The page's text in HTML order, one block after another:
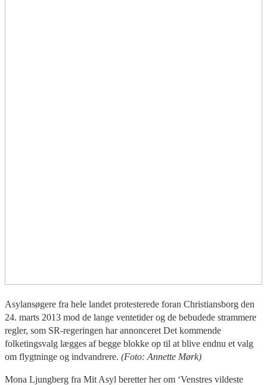
Asylansøgere fra hele landet protesterede foran Christiansborg den
24. marts 2013 mod de lange ventetider og de bebudede strammere
regler, som SR-regeringen har annonceret Det kommende
folketingsvalg lægges af begge blokke op til at blive endnu et valg
om flygtninge og indvandrere. (Foto: Annette Mørk)
Mona Ljungberg fra Mit Asyl beretter her om ‘Venstres vildeste